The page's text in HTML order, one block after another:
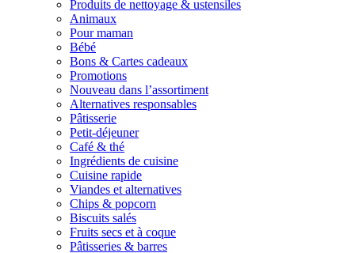
Produits de nettoyage & ustensiles
Animaux
Pour maman
Bébé
Bons & Cartes cadeaux
Promotions
Nouveau dans l’assortiment
Alternatives responsables
Pâtisserie
Petit-déjeuner
Café & thé
Ingrédients de cuisine
Cuisine rapide
Viandes et alternatives
Chips & popcorn
Biscuits salés
Fruits secs et à coque
Pâtisseries & barres